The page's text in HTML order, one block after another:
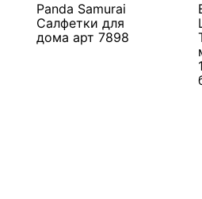
Panda Samurai
Салфетки для
дома арт 7898